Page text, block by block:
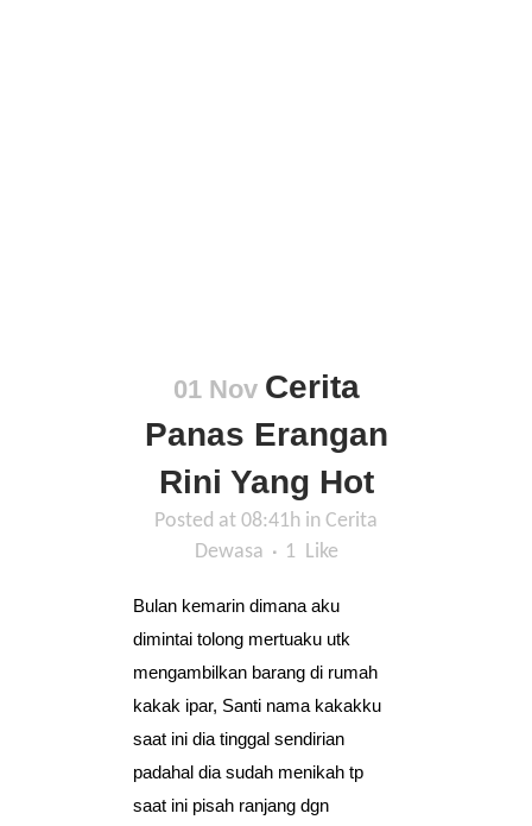
01 Nov Cerita
Panas Erangan
Rini Yang Hot
Posted at 08:41h in Cerita
Dewasa
1 Like
Bulan kemarin dimana aku
dimintai tolong mertuaku utk
mengambilkan barang di rumah
kakak ipar, Santi nama kakakku
saat ini dia tinggal sendirian
padahal dia sudah menikah tp
saat ini pisah ranjang dgn